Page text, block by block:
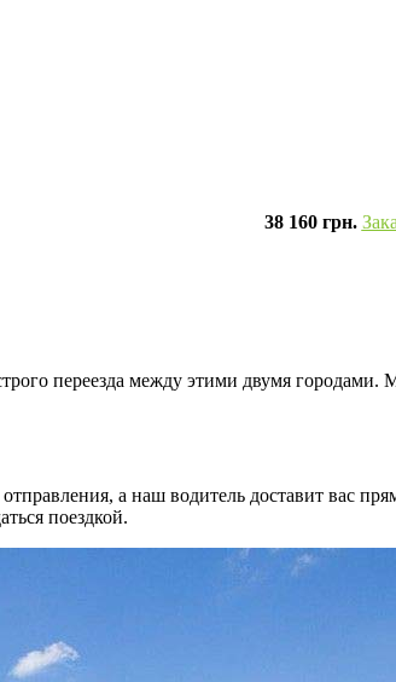
38 160 грн.
переезда между этими двумя городами.
а наш водитель доставит вас
поездкой.